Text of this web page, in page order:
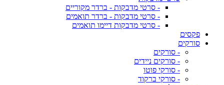
- סרטי מדבקות - ברדר מקוריים
- סרטי מדבקות - ברדר תואמים
- סרטי מדבקות דיימו תואמים
פקסים
סורקים
- סורקים
- סורקים ניידים
- סורקי פוטו
- סורקי ברקוד